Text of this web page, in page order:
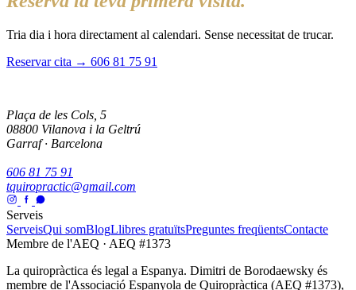
Tria dia i hora directament al calendari. Sense necessitat de trucar.
Reservar cita → 606 81 75 91
Plaça de les Cols, 5
08800 Vilanova i la Geltrú
Garraf · Barcelona
606 81 75 91
tquiropractic@gmail.com
Serveis
ServeisQui somBlogLlibres gratuïtsPreguntes freqüentsContacte
Membre de l'AEQ · AEQ #1373
La quiropràctica és legal a Espanya. Dimitri de Borodaewsky és
membre de l'Associació Espanyola de Quiropràctica (AEQ #1373),